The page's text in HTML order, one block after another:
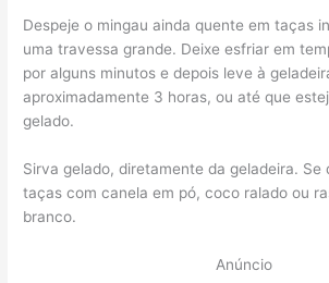
Despeje o mingau ainda quente em taças
uma travessa grande. Deixe esfriar em
por alguns minutos e depois leve à
aproximadamente 3 horas, ou até que
gelado.
Sirva gelado, diretamente da geladeira. Se
taças com canela em pó, coco ralado ou
branco.
Anúncio